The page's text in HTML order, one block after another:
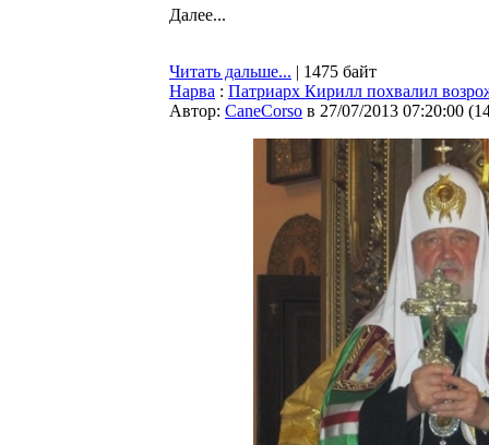
Далее...
Читать дальше... | 1475 байт
Нарва : Патриарх Кирилл похвалил
Автор: CaneCorso в 27/07/2013 07:20:00 (